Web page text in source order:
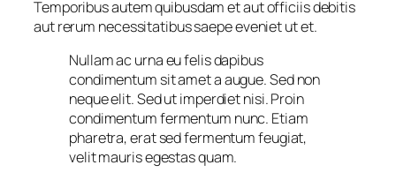
Temporibus autem quibusdam et aut officiis debitis
aut rerum necessitatibus saepe eveniet ut et.
Nullam ac urna eu felis dapibus
condimentum sit amet a augue. Sed non
neque elit. Sed ut imperdiet nisi. Proin
condimentum fermentum nunc. Etiam
pharetra, erat sed fermentum feugiat,
velit mauris egestas quam.